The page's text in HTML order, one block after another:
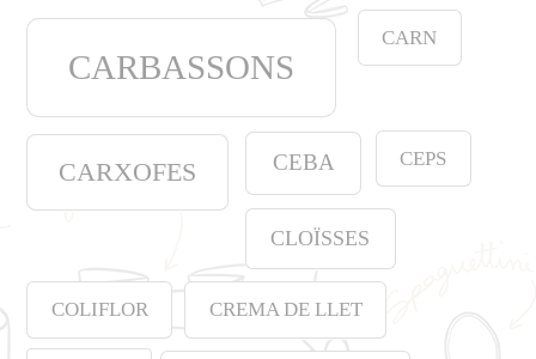
CARBASSONS
CARN
CARXOFES CEBA CEPS
CLOÏSSES
COLIFLOR CREMA DE LLET